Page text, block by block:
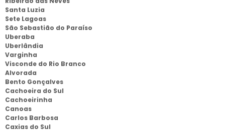
Santa Luzia
Sete Lagoas
São Sebastião do Paraíso
Uberaba
Uberlândia
Varginha
Visconde do Rio Branco
Alvorada
Bento Gonçalves
Cachoeira do Sul
Cachoeirinha
Canoas
Carlos Barbosa
Caxias do Sul